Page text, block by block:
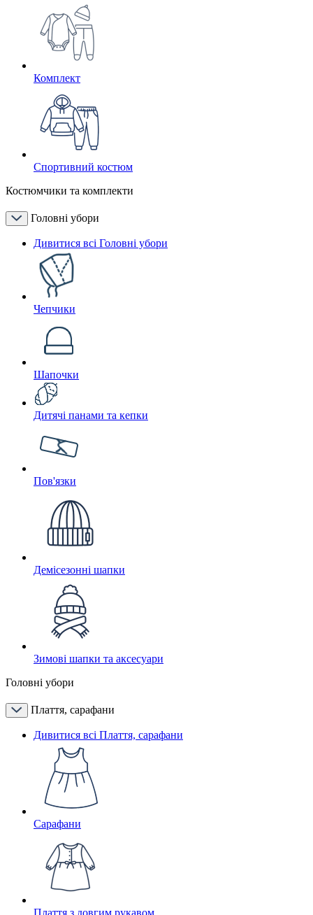
Комплект
Спортивний костюм
Костюмчики та комплекти
Головні убори
Дивитися всі Головні убори
Чепчики
Шапочки
Дитячі панами та кепки
Пов'язки
Демісезонні шапки
Зимові шапки та аксесуари
Головні убори
Плаття, сарафани
Дивитися всі Плаття, сарафани
Сарафани
Плаття з довгим рукавом